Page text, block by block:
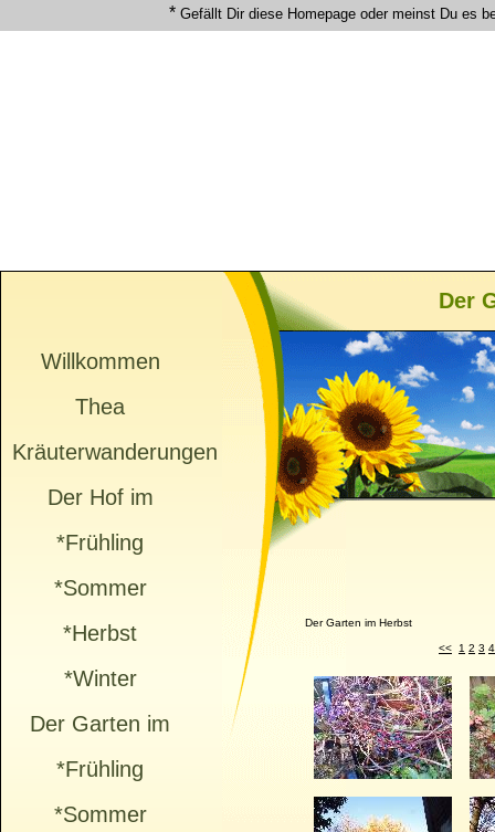
* Gefällt Dir diese Homepage oder meinst Du es
Willkommen
Thea
Kräuterwanderungen
Der Hof im
*Frühling
*Sommer
*Herbst
*Winter
Der Garten im
*Frühling
*Sommer
Der
Der Garten im Herbst
<< 1 2 3 4